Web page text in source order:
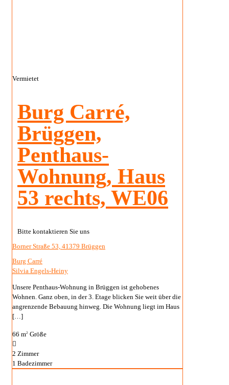
Vermietet
Burg Carré,
Brüggen,
Penthaus-
Wohnung, Haus
53 rechts, WE06
Bitte kontaktieren Sie uns
Borner Straße 53, 41379 Brüggen
Burg Carré
Silvia Engels-Heiny
Unsere Penthaus-Wohnung in Brüggen ist gehobenes
Wohnen. Ganz oben, in der 3. Etage blicken Sie weit über die
angrenzende Bebauung hinweg. Die Wohnung liegt im Haus
[…]
66 m2 Größe
2 Zimmer
1 Badezimmer